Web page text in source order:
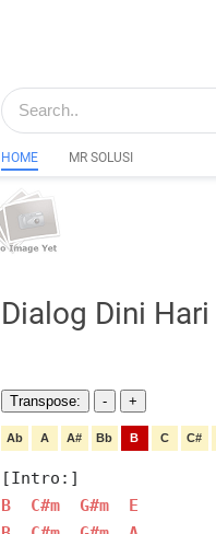
HOME MR SOLUSI
Dialog Dini
Transpose:
- +
Ab A A# Bb B C C#
[Intro:]
B
C#m G#m
E